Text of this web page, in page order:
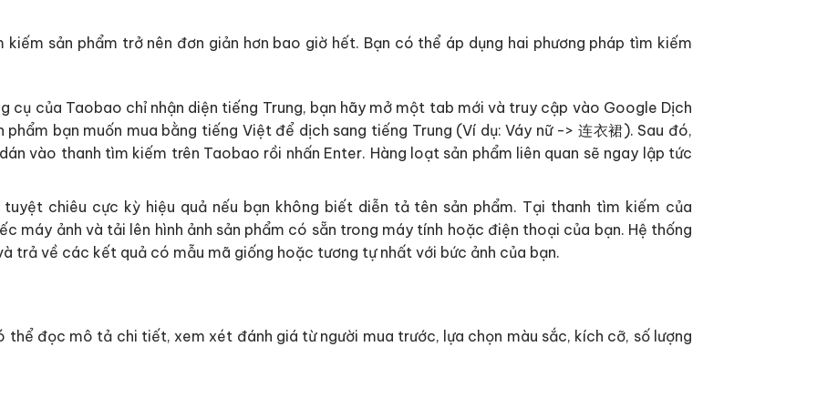
sản phẩm trở nên đơn giản hơn bao giờ hết. Bạn có thể áp dụng hai phương pháp tìm kiếm
cụ của Taobao chỉ nhận diện tiếng Trung, bạn hãy mở một tab mới và truy cập vào Google Dịch
bạn muốn mua bằng tiếng Việt để dịch sang tiếng Trung (Ví dụ: Váy nữ -> 连衣裙). Sau đó,
vào thanh tìm kiếm trên Taobao rồi nhấn Enter. Hàng loạt sản phẩm liên quan sẽ ngay lập tức
chiêu cực kỳ hiệu quả nếu bạn không biết diễn tả tên sản phẩm. Tại thanh tìm kiếm của
máy ảnh và tải lên hình ảnh sản phẩm có sẵn trong máy tính hoặc điện thoại của bạn. Hệ thống
trả về các kết quả có mẫu mã giống hoặc tương tự nhất với bức ảnh của bạn.
thể đọc mô tả chi tiết, xem xét đánh giá từ người mua trước, lựa chọn màu sắc, kích cỡ, số lượng